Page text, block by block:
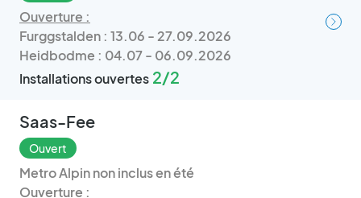
Ouverture :
Furggstalden : 13.06 - 27.09.2026
Heidbodme : 04.07 - 06.09.2026
Installations ouvertes 2/2
Saas-Fee
Ouvert
Metro Alpin non inclus en été
Ouverture :